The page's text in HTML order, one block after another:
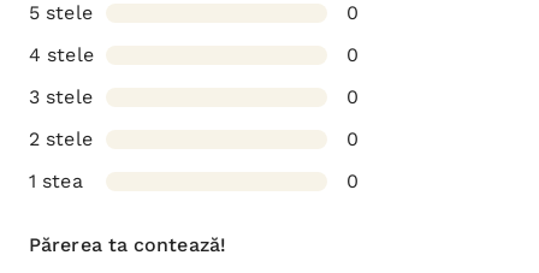
5 stele
0
4 stele
0
3 stele
0
2 stele
0
1 stea
0
Părerea ta contează!